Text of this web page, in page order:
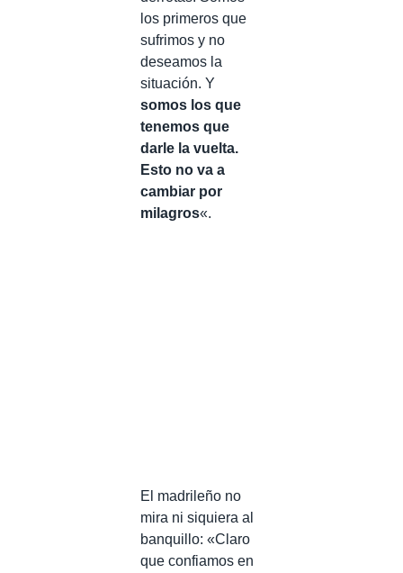
los primeros que
sufrimos y no
deseamos la
situación. Y
somos los que
tenemos que
darle la vuelta.
Esto no va a
cambiar por
milagros«.
El madrileño no
mira ni siquiera al
banquillo: «Claro
que confiamos en